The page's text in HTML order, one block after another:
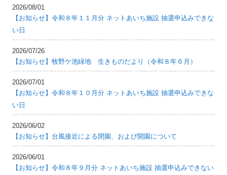
2026/08/01
【お知らせ】令和８年１１月分 ネットあいち施設 抽選申込みできな
い日
2026/07/26
【お知らせ】牧野ケ池緑地 生きものだより（令和８年６月）
2026/07/01
【お知らせ】令和８年１０月分 ネットあいち施設 抽選申込みできな
い日
2026/06/02
【お知らせ】台風接近による閉園、および開園について
2026/06/01
【お知らせ】令和８年９月分 ネットあいち施設 抽選申込みできない